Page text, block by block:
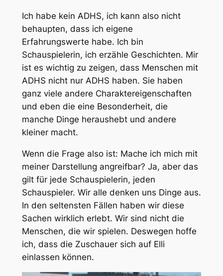
Ich habe kein ADHS, ich kann also nicht
behaupten, dass ich eigene
Erfahrungswerte habe. Ich bin
Schauspielerin, ich erzähle Geschichten. Mir
ist es wichtig zu zeigen, dass Menschen mit
ADHS nicht nur ADHS haben. Sie haben
ganz viele andere Charaktereigenschaften
und eben die eine Besonderheit, die
manche Dinge heraushebt und andere
kleiner macht.
Wenn die Frage also ist: Mache ich mich mit
meiner Darstellung angreifbar? Ja, aber das
gilt für jede Schauspielerin, jeden
Schauspieler. Wir alle denken uns Dinge aus.
In den seltensten Fällen haben wir diese
Sachen wirklich erlebt. Wir sind nicht die
Menschen, die wir spielen. Deswegen hoffe
ich, dass die Zuschauer sich auf Elli
einlassen können.